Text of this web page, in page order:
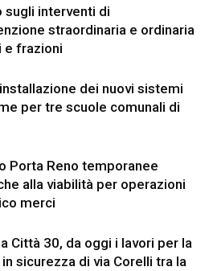
sugli interventi di
straordinaria e ordinaria
e frazioni
dei nuovi sistemi
per tre scuole comunali di
Porta Reno temporanee
alla viabilità per operazioni
merci
Città 30, da oggi i lavori per la
sicurezza di via Corelli tra la